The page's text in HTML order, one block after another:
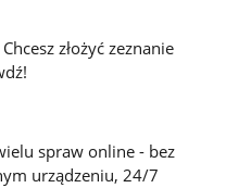
złożyć zeznanie
spraw online - bez
urządzeniu, 24/7